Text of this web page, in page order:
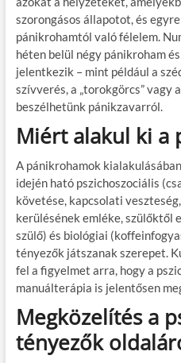
szorongásos állapotot, és
pánikrohamtól való félelem.
héten belül négy pánikroham
jelentkezik – mint például a
szívverés, a „torokgörcs” vagy
beszélhetünk pánikzavarról.
Miért alakul ki a
A pánikrohamok
idején ható pszichoszociális
követése, kapcsolati
kerülésének emléke, szülőktől
szülő) és biológiai
tényezők játszanak szerepet.
fel a figyelmet arra, hogy a
manuálterápia is jelentősen
Megközelítés a
tényezők